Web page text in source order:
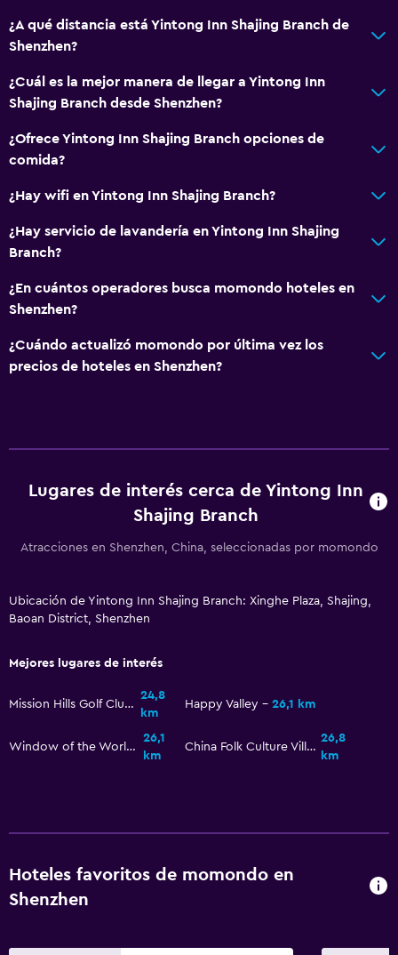
¿A qué distancia está Yintong Inn Shajing Branch de
Shenzhen?
¿Cuál es la mejor manera de llegar a Yintong Inn
Shajing Branch desde Shenzhen?
¿Ofrece Yintong Inn Shajing Branch opciones de
comida?
¿Hay wifi en Yintong Inn Shajing Branch?
¿Hay servicio de lavandería en Yintong Inn Shajing
Branch?
¿En cuántos operadores busca momondo hoteles en
Shenzhen?
¿Cuándo actualizó momondo por última vez los
precios de hoteles en Shenzhen?
Lugares de interés cerca de Yintong Inn
Shajing Branch
Atracciones en Shenzhen, China, seleccionadas por momondo
Ubicación de Yintong Inn Shajing Branch: Xinghe Plaza, Shajing,
Baoan District, Shenzhen
Mejores lugares de interés
Mission Hills Golf Club
24,8
km
Happy Valley 26,1 km
Window of the World
26,1
km
China Folk Culture Village
26,8
km
Hoteles favoritos de momondo en
Shenzhen